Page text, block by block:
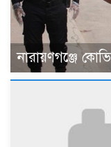
নারায়ণগঞ্জে